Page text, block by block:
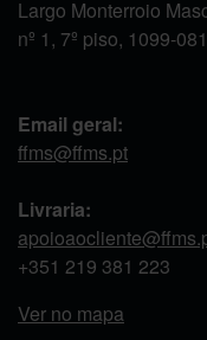
Largo Monterroio
nº 1, 7º piso, 1099-
Email geral:
ffms@ffms.pt
Livraria:
+351 219 381 223
Ver no mapa